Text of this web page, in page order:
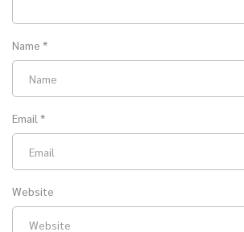
หรือแม้แต่ตัวตนระดับเทพอสูรที่ทำให้โ
ที่สำคัญคือ คำพูดธรรมดา ๆ ที่หลินเจี๋ยตั้งใจ
จากร้านหนังสือเล็ก ๆ จึงค่อย ๆ กลายเป็นศูนย์กลา
คิด และเหตุการณ์อันตรายที่พาไปสู่ฉากแอคชั่น
Name *
Email *
Website